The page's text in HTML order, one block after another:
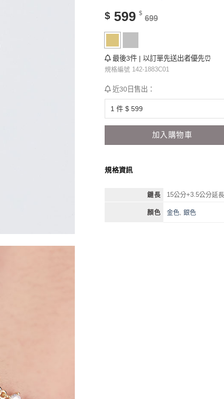
$ 599 $
699
最後3件 | 以訂單先送出者優先⏰
規格編號 142-1883C01
近30日售出：
加入購物車
規格資訊
鏈長 15公分+3.5公分延
顏色 金色, 銀色